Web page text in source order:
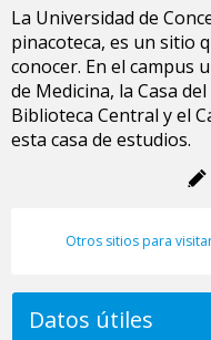
La Universidad de
pinacoteca, es un sitio
conocer. En el campus
de Medicina, la Casa
Biblioteca Central y el
esta casa de estudios.
Otros sitios para
Datos útiles